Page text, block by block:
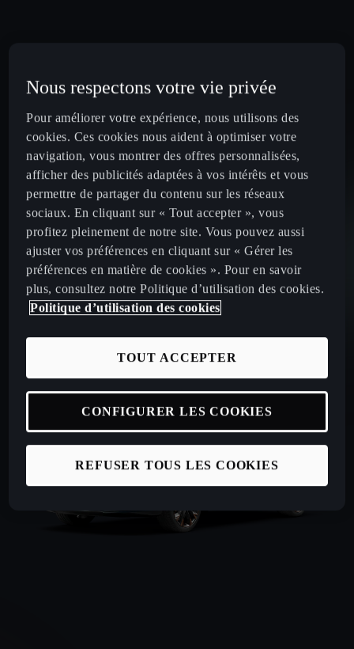
Nous respectons votre vie privée
Pour améliorer votre expérience, nous utilisons des
cookies. Ces cookies nous aident à optimiser votre
navigation, vous montrer des offres personnalisées,
afficher des publicités adaptées à vos intérêts et vous
permettre de partager du contenu sur les réseaux
sociaux. En cliquant sur « Tout accepter », vous
profitez pleinement de notre site. Vous pouvez aussi
ajuster vos préférences en cliquant sur « Gérer les
préférences en matière de cookies ». Pour en savoir
plus, consultez notre Politique d’utilisation des cookies.
Politique d’utilisation des cookies
REFUSER TOUS LES COOKIES
TOUT ACCEPTER
CONFIGURER LES COOKIES